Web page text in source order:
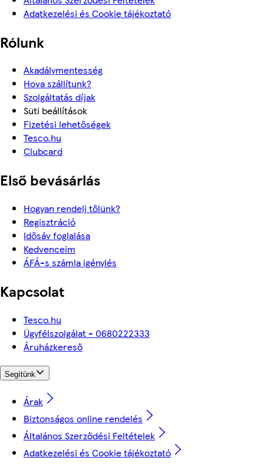
Adatkezelési és Cookie tájékoztató
Rólunk
Akadálymentesség
Hova szállítunk?
Szolgáltatás díjak
Süti beállítások
Fizetési lehetőségek
Tesco.hu
Clubcard
Első bevásárlás
Hogyan rendelj tőlünk?
Regisztráció
Idősáv foglalása
Kedvenceim
ÁFÁ-s számla igénylés
Kapcsolat
Tesco.hu
Ügyfélszolgálat - 0680222333
Áruházkereső
Segítünk
Árak
Biztonságos online rendelés
Általános Szerződési Feltételek
Adatkezelési és Cookie tájékoztató